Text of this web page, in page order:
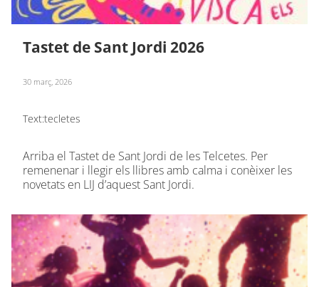
Tastet de Sant Jordi 2026
30 març, 2026
Text:tecletes
Arriba el Tastet de Sant Jordi de les Telcetes. Per
remenenar i llegir els llibres amb calma i conèixer les
novetats en LIJ d’aquest Sant Jordi.